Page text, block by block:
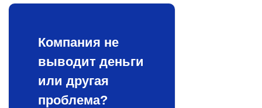
Компания не
выводит деньги
или другая
проблема?